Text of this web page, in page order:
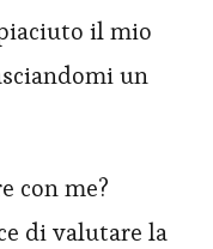
il mio
un
con me?
di valutare la